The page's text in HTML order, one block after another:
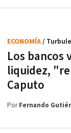
Los bancos
liquidez,
Caputo
ECONOMÍA/
PorFernando